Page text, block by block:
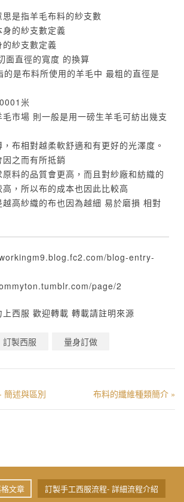
是指羊毛布料的紗支數
的紗支數定義
紗支數定義
面直徑的寬度 的換算
是布料所使用的羊毛中 最粗的直徑是
米
市場 則一般是用一磅生羊毛可紡出幾支
布相對越柔軟舒適和有更好的光澤度。
之而有所抵銷
料的品質會更高，而且對紗廠和紡織的
，所以布的成本也因此比較高
高紗織的布也因為越細 易於磨損 相對
blog-entry-
page/2
西服 歡迎轉載 轉載請註明來源
訂製西服 量身訂做
簡述與區別 布料的纖維種類簡介 »
文章 訂製手工西服流程- 詳細流程介紹